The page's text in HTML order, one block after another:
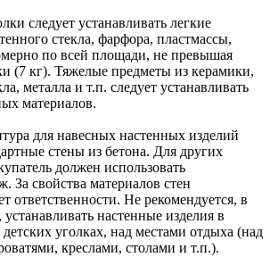
следует устанавливать легкие
стекла, фарфора, пластмассы,
по всей площади, не превышая
(7 кг). Тяжелые предметы из керамики,
металла и т.п. следует устанавливать
материалов.
для навесных настенных изделий
стены из бетона. Для других
должен использовать
За свойства материалов стен
ответственности. Не рекомендуется, в
устанавливать настенные изделия в
детских уголках, над местами отдыха (над
креслами, столами и т.п.).